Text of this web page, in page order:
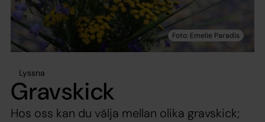
Lyssna
Gravskick
Hos oss kan du välja mellan olika gravskick;